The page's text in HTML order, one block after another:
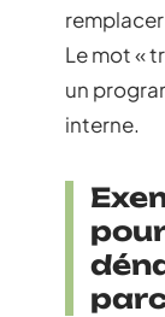
Le mot «
un
interne.